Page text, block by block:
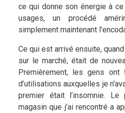
ce qui donne son énergie à
usages, un procédé
simplement maintenant
Ce qui est arrivé ensuite,
sur le marché, était de
Premièrement, les gens ont
d’utilisations auxquelles je
premier était l’insomnie. Le
magasin que j’ai rencontré a